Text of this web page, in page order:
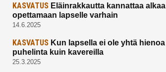
KASVATUS Eläinrakkautta kannattaa alkaa
opettamaan lapselle varhain
14.6.2025
KASVATUS Kun lapsella ei ole yhtä hienoa
puhelinta kuin kavereilla
25.3.2025